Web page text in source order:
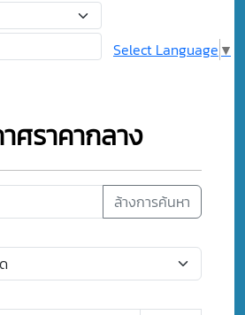
Select Language ▼
ศราคากลาง
ล้างการค้นหา